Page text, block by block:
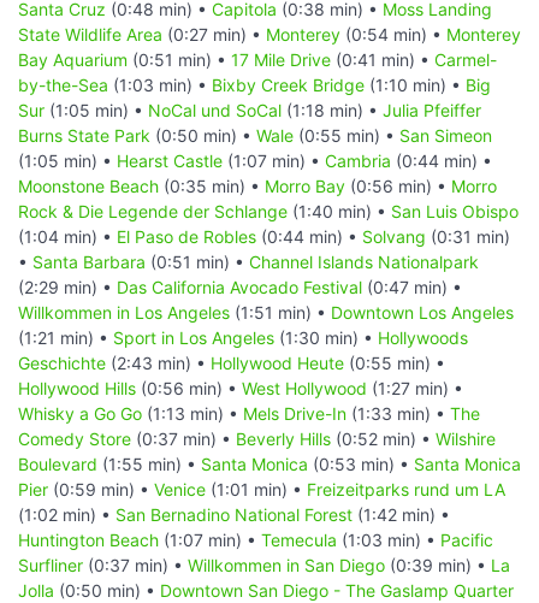
Santa Cruz (0:48 min) • Capitola (0:38 min) • Moss Landing
State Wildlife Area (0:27 min) • Monterey (0:54 min) • Monterey
Bay Aquarium (0:51 min) • 17 Mile Drive (0:41 min) • Carmel-
by-the-Sea (1:03 min) • Bixby Creek Bridge (1:10 min) • Big
Sur (1:05 min) • NoCal und SoCal (1:18 min) • Julia Pfeiffer
Burns State Park (0:50 min) • Wale (0:55 min) • San Simeon
(1:05 min) • Hearst Castle (1:07 min) • Cambria (0:44 min) •
Moonstone Beach (0:35 min) • Morro Bay (0:56 min) • Morro
Rock & Die Legende der Schlange (1:40 min) • San Luis Obispo
(1:04 min) • El Paso de Robles (0:44 min) • Solvang (0:31 min)
• Santa Barbara (0:51 min) • Channel Islands Nationalpark
(2:29 min) • Das California Avocado Festival (0:47 min) •
Willkommen in Los Angeles (1:51 min) • Downtown Los Angeles
(1:21 min) • Sport in Los Angeles (1:30 min) • Hollywoods
Geschichte (2:43 min) • Hollywood Heute (0:55 min) •
Hollywood Hills (0:56 min) • West Hollywood (1:27 min) •
Whisky a Go Go (1:13 min) • Mels Drive-In (1:33 min) • The
Comedy Store (0:37 min) • Beverly Hills (0:52 min) • Wilshire
Boulevard (1:55 min) • Santa Monica (0:53 min) • Santa Monica
Pier (0:59 min) • Venice (1:01 min) • Freizeitparks rund um LA
(1:02 min) • San Bernadino National Forest (1:42 min) •
Huntington Beach (1:07 min) • Temecula (1:03 min) • Pacific
Surfliner (0:37 min) • Willkommen in San Diego (0:39 min) • La
Jolla (0:50 min) • Downtown San Diego - The Gaslamp Quarter